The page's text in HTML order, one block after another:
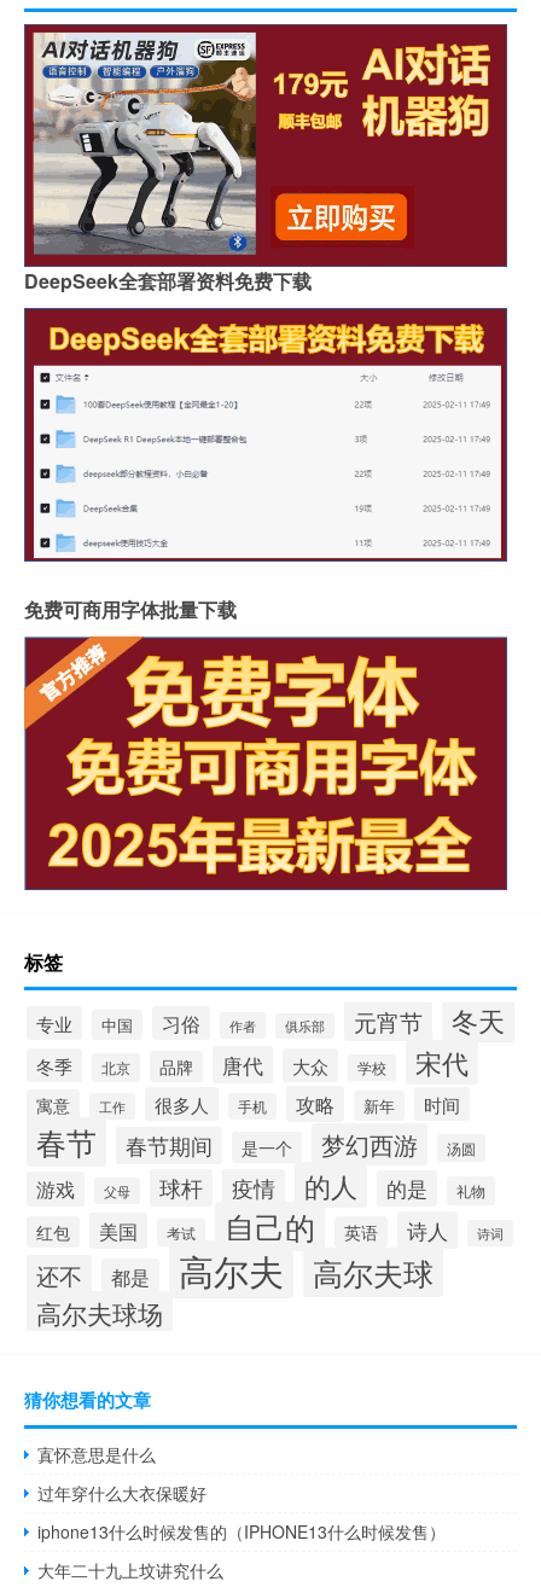
DeepSeek全套部署资料免费下载
免费可商用字体批量下载
标签
专业 中国 习俗 作者 俱乐部 元宵节 冬天
冬季 北京 品牌 唐代 大众 学校 宋代
寓意 工作 很多人 手机 攻略 新年 时间
春节 春节期间 是一个 梦幻西游 汤圆
游戏 父母 球杆 疫情 的人 的是 礼物
红包 美国 考试 自己的 英语 诗人 诗词
还不 都是 高尔夫 高尔夫球
高尔夫球场
猜你想看的文章
寘怀意思是什么
过年穿什么大衣保暖好
iphone13什么时候发售的（IPHONE13什么时候发售）
大年二十九上坟讲究什么